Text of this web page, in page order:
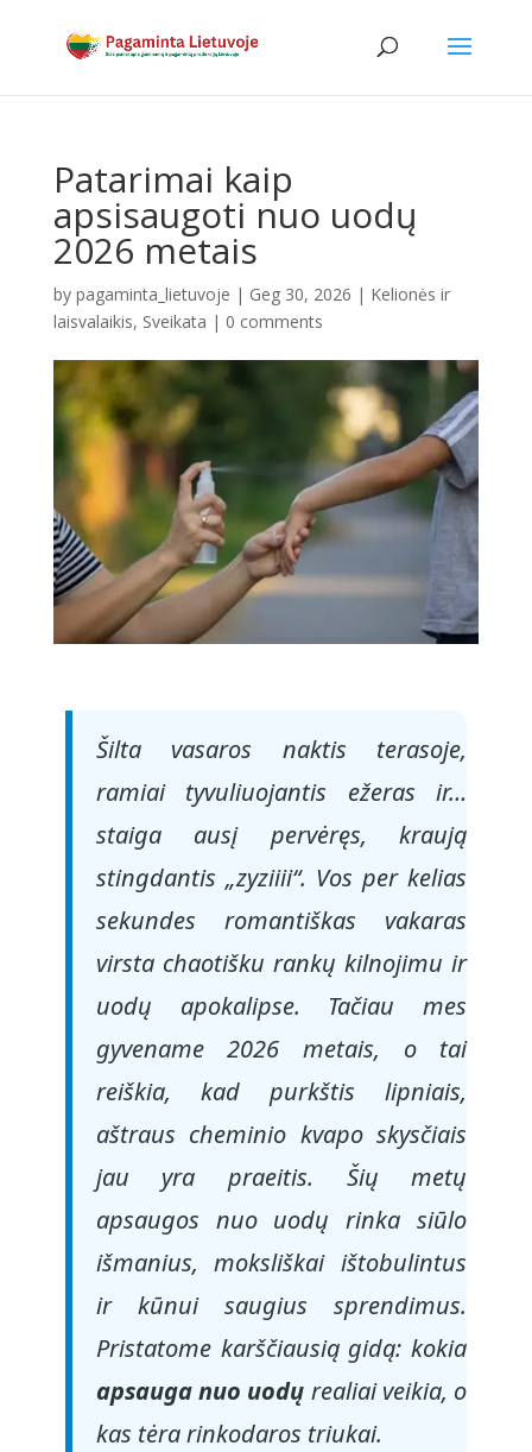
Patarimai kaip
apsisaugoti nuo uodų
2026 metais
by pagaminta_lietuvoje | Geg 30, 2026 | Kelionės ir
laisvalaikis, Sveikata | 0 comments
Šilta vasaros naktis terasoje,
ramiai tyvuliuojantis ežeras ir…
staiga ausį pervėręs, kraują
stingdantis „zyziiii“. Vos per kelias
sekundes romantiškas vakaras
virsta chaotišku rankų kilnojimu ir
uodų apokalipse. Tačiau mes
gyvename 2026 metais, o tai
reiškia, kad purkštis lipniais,
aštraus cheminio kvapo skysčiais
jau yra praeitis. Šių metų
apsaugos nuo uodų rinka siūlo
išmanius, moksliškai ištobulintus
ir kūnui saugius sprendimus.
Pristatome karščiausią gidą: kokia
apsauga nuo uodų realiai veikia, o
kas tėra rinkodaros triukai.